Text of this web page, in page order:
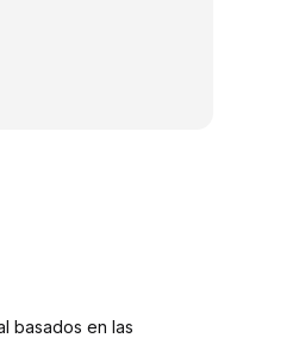
basados en las